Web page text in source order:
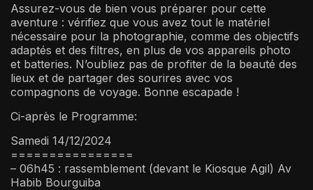
Assurez-vous de bien vous préparer pour cette
aventure : vérifiez que vous avez tout le matériel
nécessaire pour la photographie, comme des objectifs
adaptés et des filtres, en plus de vos appareils photo
et batteries. N’oubliez pas de profiter de la beauté des
lieux et de partager des sourires avec vos
compagnons de voyage. Bonne escapade !
Ci-après le Programme:
Samedi 14/12/2024
================
– 06h45 : rassemblement (devant le Kiosque Agil) Av
Habib Bourguiba